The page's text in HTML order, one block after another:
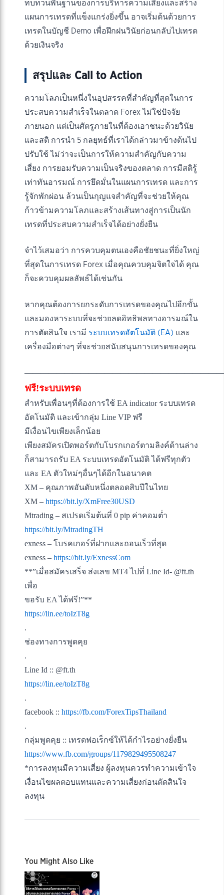
ทบทวนพื้นฐานของการบริหารความเสี่ยงและสร้าง
แผนการเทรดที่แข็งแกร่งยิ่งขึ้น อาจเริ่มต้นด้วยการ
เทรดในบัญชี Demo เพื่อฝึกฝนวินัยก่อนกลับไปเทรด
ด้วยเงินจริง
สรุปและ Call to Action
ความโลภเป็นหนึ่งในอุปสรรคที่สำคัญที่สุดในการ
ประสบความสำเร็จในตลาด Forex ไม่ใช่ปัจจัย
ภายนอก แต่เป็นศัตรูภายในที่ต้องเอาชนะด้วยวินัย
และสติ การนำ 5 กลยุทธ์ที่เราได้กล่าวมาข้างต้นไป
ปรับใช้ ไม่ว่าจะเป็นการให้ความสำคัญกับความ
เสี่ยง การยอมรับความเป็นจริงของตลาด การมีสติรู้
เท่าทันอารมณ์ การยึดมั่นในแผนการเทรด และการ
รู้จักพักผ่อน ล้วนเป็นกุญแจสำคัญที่จะช่วยให้คุณ
ก้าวข้ามความโลภและสร้างเส้นทางสู่การเป็นนัก
เทรดที่ประสบความสำเร็จได้อย่างยั่งยืน
จำไว้เสมอว่า การควบคุมตนเองคือชัยชนะที่ยิ่งใหญ่
ที่สุดในการเทรด Forex เมื่อคุณควบคุมจิตใจได้ คุณ
ก็จะควบคุมผลลัพธ์ได้เช่นกัน
หากคุณต้องการยกระดับการเทรดของคุณไปอีกขั้น
และมองหาระบบที่จะช่วยลดอิทธิพลทางอารมณ์ใน
การตัดสินใจ เรามี ระบบเทรดอัตโนมัติ (EA) และ
เครื่องมือต่างๆ ที่จะช่วยสนับสนุนการเทรดของคุณ
ฟรี!ระบบเทรด
สำหรับเพื่อนๆที่ต้องการใช้ EA indicator ระบบเทรด
อัตโนมัติ และเข้ากลุ่ม Line VIP ฟรี
มีเงื่อนไขเพียงเล็กน้อย
เพียงสมัครเปิดพอร์ตกับโบรกเกอร์ตามลิงค์ด้านล่าง
ก็สามารถรับ EA ระบบเทรดอัตโนมัติ ได้ฟรีทุกตัว
และ EA ตัวใหม่ๆอื่นๆได้อีกในอนาคต
XM – คุณภาพอันดับหนึ่งตลอดสิบปีในไทย
XM – https://bit.ly/XmFree30USD
Mtrading – สเปรดเริ่มต้นที่ 0 pip ค่าคอมต่ำ
https://bit.ly/MtradingTH
exness – โบรคเกอร์ที่ฝากและถอนเร็วที่สุด
exness – https://bit.ly/ExnessCom
**”เมื่อสมัครเสร็จ ส่งเลข MT4 ไปที่ Line Id- @ft.th
เพื่อ
ขอรับ EA ได้ฟรี!”**
https://lin.ee/toIzT8g
.
ช่องทางการพูดคุย
.
Line Id :: @ft.th
https://lin.ee/toIzT8g
.
facebook :: https://fb.com/ForexTipsThailand
.
กลุ่มพูดคุย :: เทรดฟอเร็กซ์ให้ได้กําไรอย่างยั่งยืน
https://www.fb.com/groups/1179829495508247
*การลงทุนมีความเสี่ยง ผู้ลงทุนควรทำความเข้าใจ
เงื่อนไขผลตอบแทนและความเสี่ยงก่อนตัดสินใจ
ลงทุน
You Might Also Like